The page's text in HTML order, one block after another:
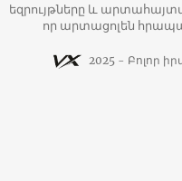
եզրույթները և
որ արտացոլեն
2025 - Բոլոր